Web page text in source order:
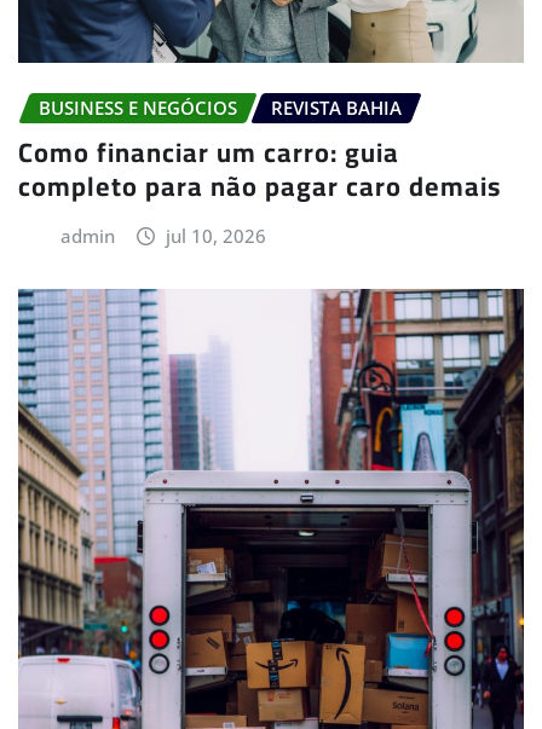
BUSINESS E NEGÓCIOS REVISTA BAHIA
Como financiar um carro: guia
completo para não pagar caro demais
admin jul 10, 2026